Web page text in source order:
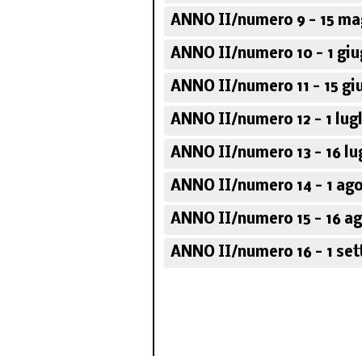
ANNO II/numero 9 - 15
ANNO II/numero 10 - 1
ANNO II/numero 11 - 15
ANNO II/numero 12 - 1
ANNO II/numero 13 - 16
ANNO II/numero 14 - 1
ANNO II/numero 15 - 16
ANNO II/numero 16 - 1